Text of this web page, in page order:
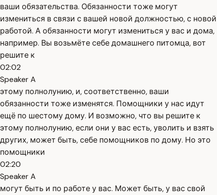
ваши обязательства. Обязанности тоже могут
измениться в связи с вашей новой должностью, с новой
работой. А обязанности могут измениться у вас и дома,
например. Вы возьмёте себе домашнего питомца, вот
решите к
02:02
Speaker A
этому полнолунию, и, соответственно, ваши
обязанности тоже изменятся. Помощники у нас идут
ещё по шестому дому. И возможно, что вы решите к
этому полнолунию, если они у вас есть, уволить и взять
других, может быть, себе помощников по дому. Но это
помощники
02:20
Speaker A
могут быть и по работе у вас. Может быть, у вас свой